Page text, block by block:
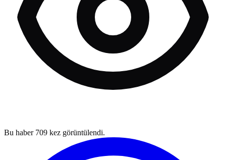
Bu haber 709 kez görüntülendi.